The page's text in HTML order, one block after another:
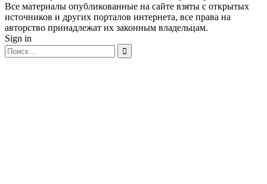
Все материалы опубликованные на сайте взяты с открытых
источников и других порталов интернета, все права на
авторство принадлежат их законным владельцам.
Sign in